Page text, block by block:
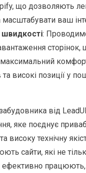
що дозволяють
масштабувати ваш
швидкості:
сторінок,
максимальний
та високі позиції у
від
яке поєднує
високу технічну
сайти, які не
ефективно